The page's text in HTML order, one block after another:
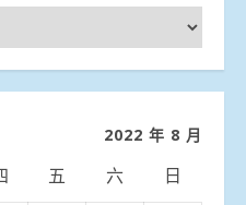
2022 年 8 月
五 六 日